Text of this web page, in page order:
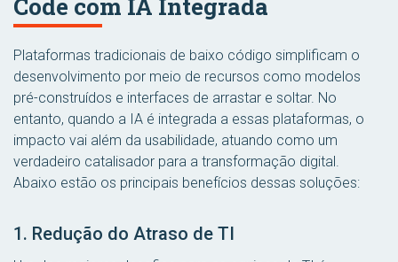
Code com IA Integrada
Plataformas tradicionais de baixo código simplificam o
desenvolvimento por meio de recursos como modelos
pré-construídos e interfaces de arrastar e soltar. No
entanto, quando a IA é integrada a essas plataformas, o
impacto vai além da usabilidade, atuando como um
verdadeiro catalisador para a transformação digital.
Abaixo estão os principais benefícios dessas soluções:
1. Redução do Atraso de TI